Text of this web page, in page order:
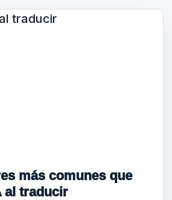
más comunes que
al traducir